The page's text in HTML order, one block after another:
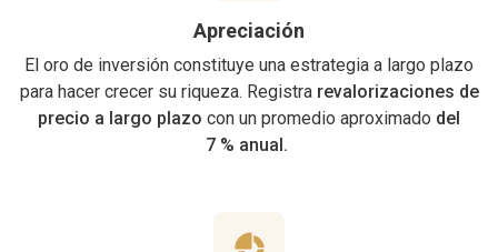
Apreciación
El oro de inversión constituye una estrategia a largo plazo
para hacer crecer su riqueza. Registra revalorizaciones de
precio a largo plazo con un promedio aproximado del
7 % anual.